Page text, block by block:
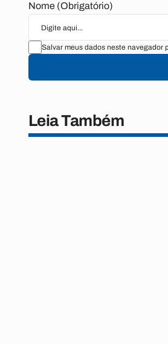
Nome (Obrigatório)
Salvar meus dados neste navegador
Leia Também